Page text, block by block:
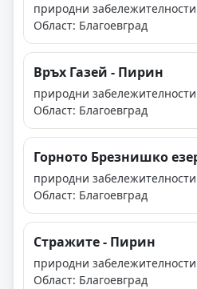
природни
Област: Благоевград
Връх Газей - Пирин
природни
Област: Благоевград
Горното Брезнишко
природни забележителности
Област: Благоевград
Стражите - Пирин
природни
Област: Благоевград